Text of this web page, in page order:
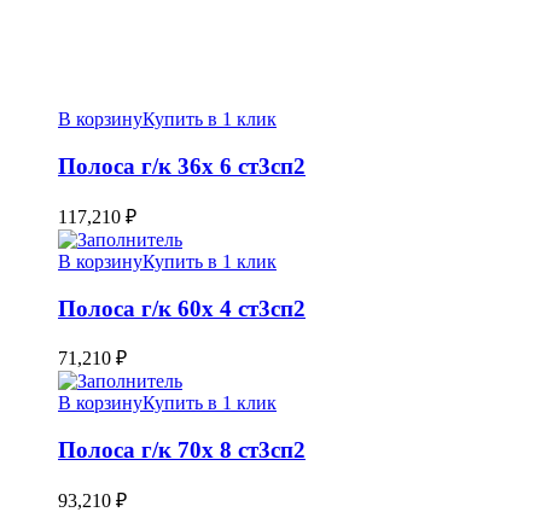
В корзинуКупить в 1 клик
Полоса г/к 36х 6 ст3сп2
117,210 ₽
В корзинуКупить в 1 клик
Полоса г/к 60х 4 ст3сп2
71,210 ₽
В корзинуКупить в 1 клик
Полоса г/к 70х 8 ст3сп2
93,210 ₽